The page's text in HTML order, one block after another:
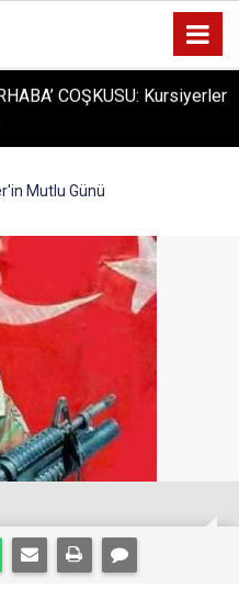
COŞKUSU: Kursiyerler
Mutlu Günü